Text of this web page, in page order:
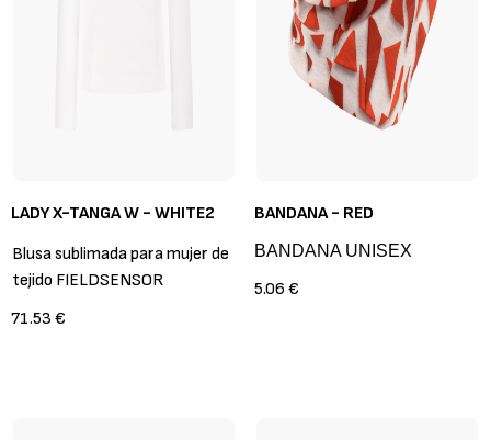
LADY X-TANGA W - WHITE2
Blusa sublimada para mujer de
tejido FIELDSENSOR
71.53 €
BANDANA - RED
BANDANA UNISEX
5.06 €